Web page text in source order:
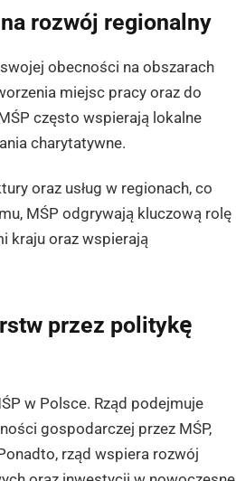
rozwój regionalny
obecności na obszarach
miejsc pracy oraz do
często wspierają lokalne
charytatywne.
oraz usług w regionach, co
MŚP odgrywają kluczową rolę
kraju oraz wspierają
przez politykę
w Polsce. Rząd podejmuje
gospodarczej przez MŚP,
rząd wspiera rozwój